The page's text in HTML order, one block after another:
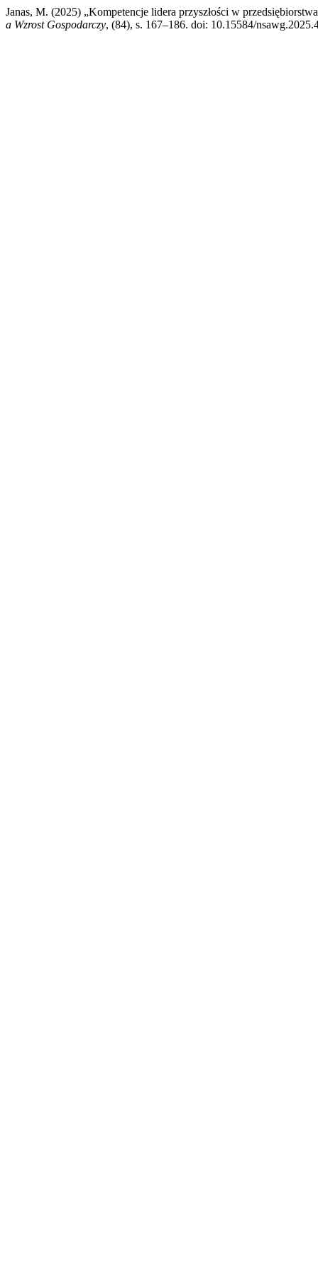
Janas, M. (2025) „Kompetencje lidera przyszłości w
a Wzrost Gospodarczy, (84), s. 167–186. doi: 10.15584/